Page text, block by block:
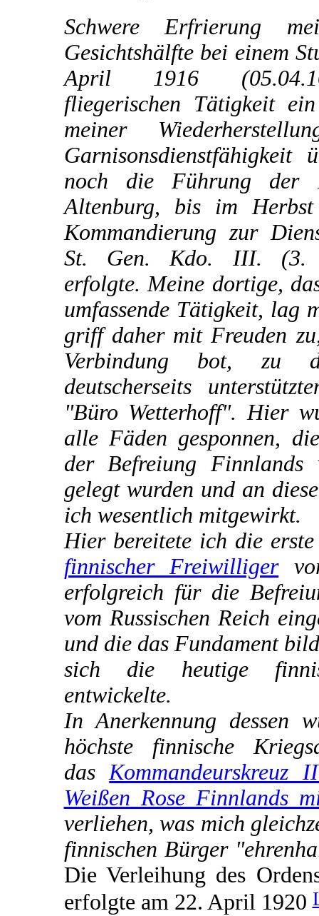
Schwere Erfrierung
Gesichtshälfte bei einem
April 1916
fliegerischen Tätigkeit
meiner
Garnisonsdienstfähigkeit
noch die Führung der
Altenburg, bis im
Kommandierung zur
St. Gen. Kdo. III. (3.
erfolgte. Meine dortige,
umfassende Tätigkeit, lag
griff daher mit Freuden
Verbindung bot, zu
deutscherseits
"Büro Wetterhoff". Hier
alle Fäden gesponnen,
der Befreiung Finnlands
gelegt wurden und an
ich wesentlich mitgewirkt.
Hier bereitete ich die
finnischer Freiwilliger
erfolgreich für die
vom Russischen Reich
und die das Fundament
sich die heutige
entwickelte.
In Anerkennung dessen
höchste finnische
das Kommandeurskreuz
Weißen Rose Finnlands
verliehen, was mich
finnischen Bürger
Die Verleihung des
erfolgte am 22. April 1920